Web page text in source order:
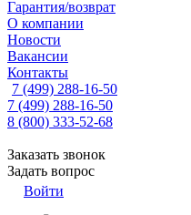
Гарантия/возврат
О компании
Новости
Вакансии
Контакты
7 (499) 288-16-50
7 (499) 288-16-50
8 (800) 333-52-68
Заказать звонок
Задать вопрос
Войти